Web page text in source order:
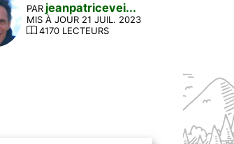
PAR jeanpatricevei...
MIS À JOUR 21 JUIL. 2023
4170 LECTEURS